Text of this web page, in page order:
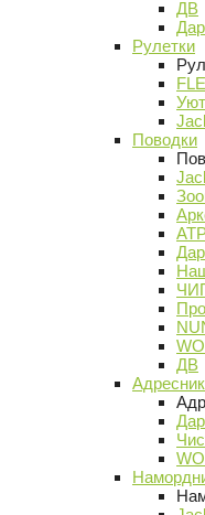
ДВ
Рулетки
Уют
Поводки
ДВ